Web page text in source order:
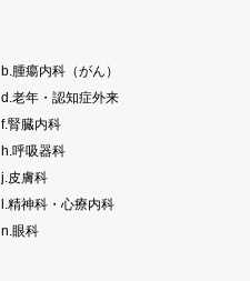
b.腫瘍内科（がん）
d.老年・認知症外来
f.腎臓内科
h.呼吸器科
j.皮膚科
l.精神科・心療内科
n.眼科